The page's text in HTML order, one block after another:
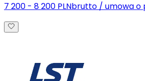
7 200 - 8 200 PLNbrutto / umowa o